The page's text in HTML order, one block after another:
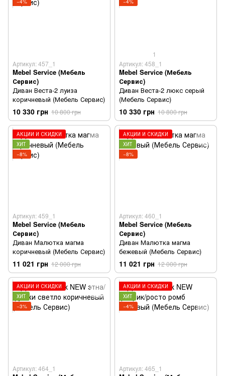
−4%
Артикул: 457_1
Mebel Service (Мебель
Сервис)
Диван Веста-2 луиза
коричневый (Мебель Сервис)
10 330 грн 10 800 грн
−4%
1
Артикул: 458_1
Mebel Service (Мебель
Сервис)
Диван Веста-2 люкс серый
(Мебель Сервис)
10 330 грн 10 800 грн
АКЦИИ И СКИДКИ
ХИТ
−8%
Артикул: 459_1
Mebel Service (Мебель
Сервис)
Диван Малютка магма
коричневый (Мебель Сервис)
11 021 грн 12 000 грн
АКЦИИ И СКИДКИ
ХИТ
−8%
Артикул: 460_1
Mebel Service (Мебель
Сервис)
Диван Малютка магма
бежевый (Мебель Сервис)
11 021 грн 12 000 грн
АКЦИИ И СКИДКИ
ХИТ
−3%
Артикул: 464_1
АКЦИИ И СКИДКИ
ХИТ
−4%
Артикул: 465_1